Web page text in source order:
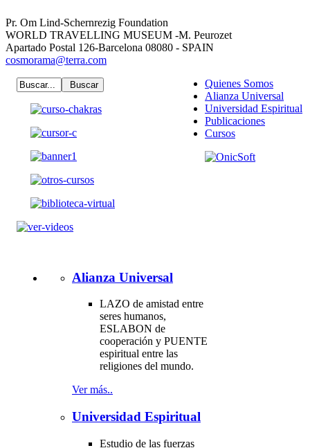
Pr. Om Lind-Schernrezig Foundation
WORLD TRAVELLING MUSEUM -M. Peurozet
Apartado Postal 126-Barcelona 08080 - SPAIN
cosmorama@terra.com
Alianza Universal
LAZO de amistad entre
seres humanos,
ESLABON de
cooperación y PUENTE
espiritual entre las
religiones del mundo.
Ver más..
Universidad Espiritual
Estudio de las fuerzas
Quienes Somos
Alianza Universal
Universidad Espiritual
Publicaciones
Cursos